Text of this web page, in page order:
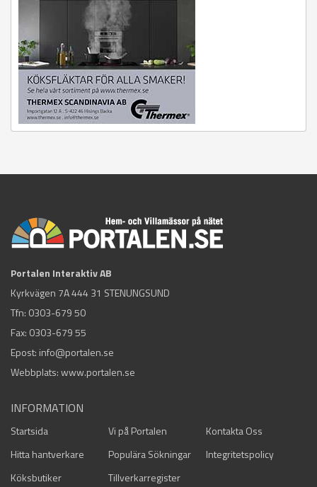
Portalen Interaktiv AB
Kyrkvägen 7A 444 31 STENUNGSUND
Tfn: 0303-679 50
Fax: 0303-679 55
Epost: info@portalen.se
Webbplats: www.portalen.se
INFORMATION
Startsida Vi på Portalen
Kontakta Oss
Hitta hantverkare
Populära Sökningar
Integritetspolicy
Köksbutiker
Tillverkarregister